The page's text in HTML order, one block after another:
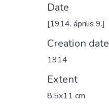
Date
[1914. április 9.]
Creation date
1914
Extent
8,5x11 cm